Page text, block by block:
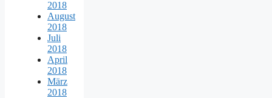
2018
August
2018
Juli
2018
April
2018
März
2018